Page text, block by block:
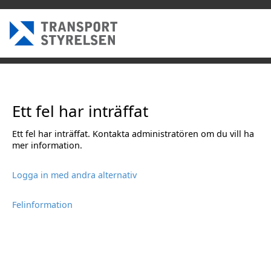
Ett fel har inträffat
Ett fel har inträffat. Kontakta administratören om du vill ha
mer information.
Logga in med andra alternativ
Felinformation